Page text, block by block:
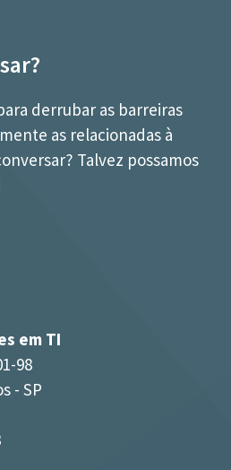
derrubar as barreiras
as relacionadas à
Talvez possamos
em TI
98
- SP